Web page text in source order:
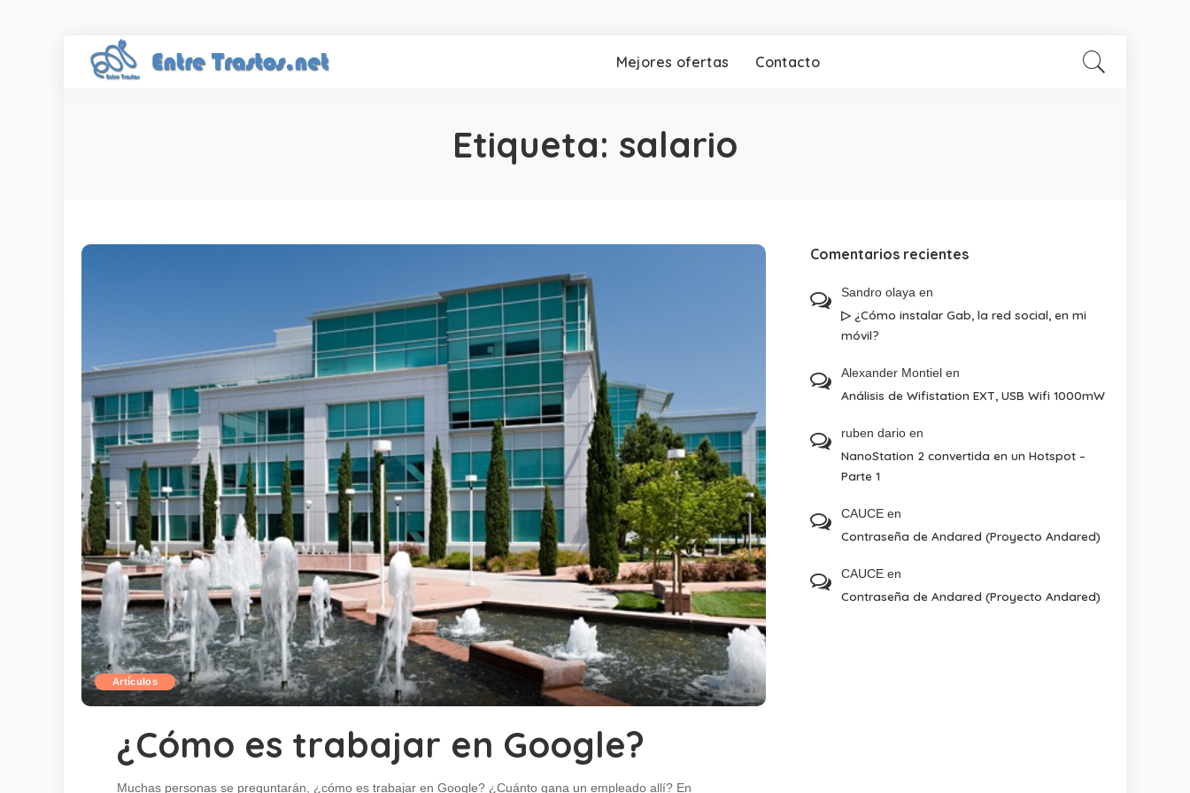
Mejores ofertas Contacto
Etiqueta: salario
Artículos
¿Cómo es trabajar en Google?
Muchas personas se preguntarán, ¿cómo es trabajar en Google? ¿Cuánto gana un empleado allí? En
Comentarios recientes
Sandro olaya en
▷ ¿Cómo instalar Gab, la red social, en mi
móvil?
Alexander Montiel en
Análisis de Wifistation EXT, USB Wifi 1000mW
ruben dario en
NanoStation 2 convertida en un Hotspot –
Parte 1
CAUCE en
Contraseña de Andared (Proyecto Andared)
CAUCE en
Contraseña de Andared (Proyecto Andared)